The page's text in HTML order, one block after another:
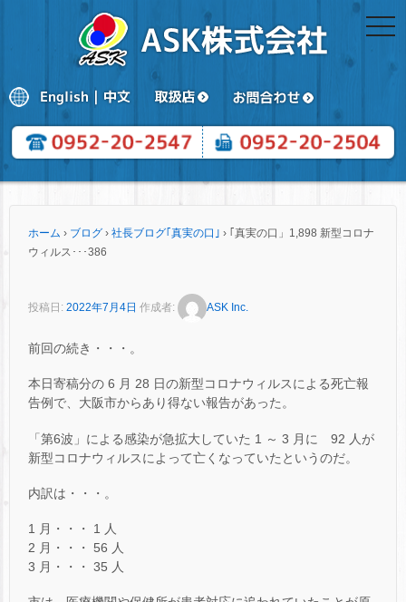
ホーム › ブログ › 社長ブログ｢真実の口｣ › ｢真実の口」1,898 新型コロナ
ウィルス･･･386
投稿日: 2022年7月4日 作成者: ASK Inc.
前回の続き・・・。
本日寄稿分の 6 月 28 日の新型コロナウィルスによる死亡報
告例で、大阪市からあり得ない報告があった。
「第6波」による感染が急拡大していた 1 ～ 3 月に 92 人が
新型コロナウィルスによって亡くなっていたというのだ。
内訳は・・・。
1 月・・・ 1 人
2 月・・・ 56 人
3 月・・・ 35 人